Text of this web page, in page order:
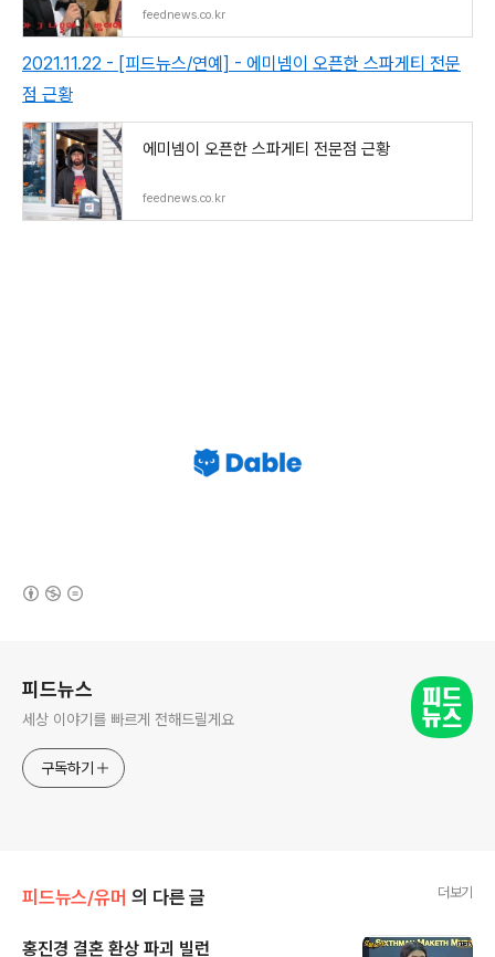
feednews.co.kr
2021.11.22 - [피드뉴스/연예] - 에미넴이 오픈한 스파게티 전문
점 근황
에미넴이 오픈한 스파게티 전문점 근황
feednews.co.kr
피드뉴스
세상 이야기를 빠르게 전해드릴게요
구독하기
피드뉴스/유머 의 다른 글 더보기
홍진경 결혼 환상 파괴 빌런